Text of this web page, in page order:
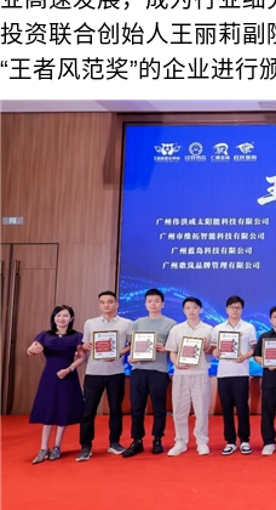
投资联合创始人王丽莉
“王者风范奖”的企业进行